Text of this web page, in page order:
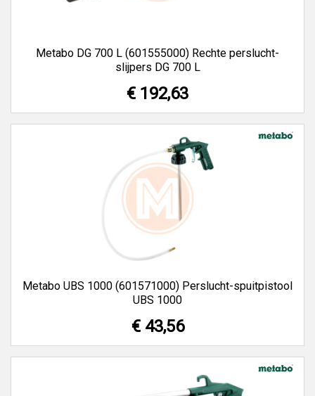
Metabo DG 700 L (601555000) Rechte perslucht-
slijpers DG 700 L
€ 192,63
Metabo UBS 1000 (601571000) Perslucht-spuitpistool
UBS 1000
€ 43,56